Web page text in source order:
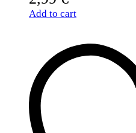
Add to cart